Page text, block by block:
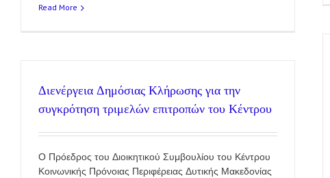
Read More
Διενέργεια Δημόσιας Κλήρωσης για την
συγκρότηση τριμελών επιτροπών του Κέντρου
Ο Πρόεδρος του Διοικητικού Συμβουλίου του Κέντρου
Κοινωνικής Πρόνοιας Περιφέρειας Δυτικής Μακεδονίας